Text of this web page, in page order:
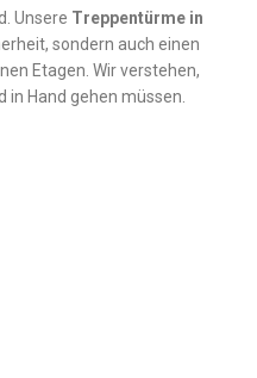
Unsere Treppentürme in
sondern auch einen
Etagen. Wir verstehen,
in Hand gehen müssen.